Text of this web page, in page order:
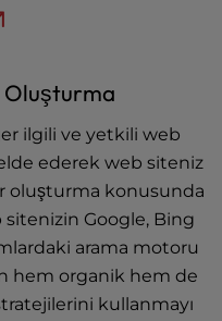
Oluşturma
ilgili ve yetkili web
ederek web siteniz
oluşturma konusunda
sitenizin Google, Bing
arama motoru
hem organik hem de
kullanmayı